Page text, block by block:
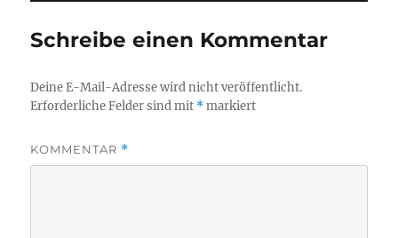
Schreibe einen Kommentar
Deine E-Mail-Adresse wird nicht veröffentlicht.
Erforderliche Felder sind mit *markiert
KOMMENTAR *